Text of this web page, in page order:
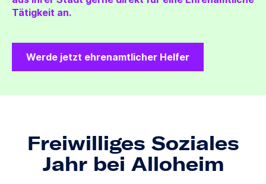
Tätigkeit an.
Werde jetzt ehrenamtlicher Helfer
Freiwilliges Soziales
Jahr bei Alloheim